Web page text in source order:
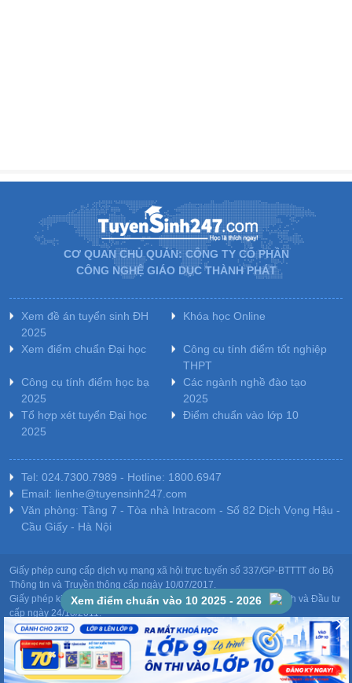
CƠ QUAN CHỦ QUẢN: CÔNG TY CỔ PHẦN
CÔNG NGHỆ GIÁO DỤC THÀNH PHÁT
Xem đề án tuyển sinh ĐH
2025
Khóa học Online
Xem điểm chuẩn Đại học
Công cụ tính điểm tốt nghiệp
THPT
Công cụ tính điểm học bạ
2025
Các ngành nghề đào tạo
2025
Tổ hợp xét tuyển Đại học
2025
Điểm chuẩn vào lớp 10
Tel: 024.7300.7989 - Hotline: 1800.6947
Email: lienhe@tuyensinh247.com
Văn phòng: Tầng 7 - Tòa nhà Intracom - Số 82 Dịch Vọng Hậu -
Cầu Giấy - Hà Nội
Giấy phép cung cấp dịch vụ mạng xã hội trực tuyến số 337/GP-BTTTT do Bộ
Thông tin và Truyền thông cấp ngày 10/07/2017.
Giấy phép kinh doanh giáo dục: MST-0106478082 do Sở Kế hoạch và Đầu tư
cấp ngày 24/10/2011.
Chịu trách nhiệm nội dung: Phạm Đức Tuệ.
Xem điểm chuẩn vào 10 2025 - 2026